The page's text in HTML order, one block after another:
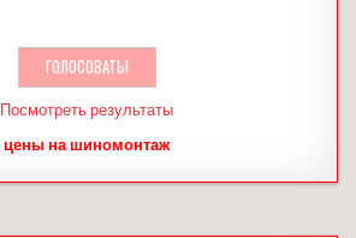
Посмотреть результаты
цены на шиномонтаж